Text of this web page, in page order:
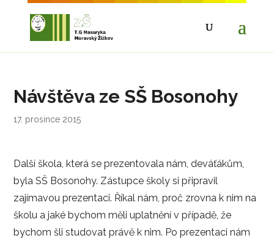
Návštěva ze SŠ Bosonohy
17. prosince 2015
Další škola, která se prezentovala nám, deváťákům,
byla SŠ Bosonohy. Zástupce školy si připravil
zajímavou prezentaci. Říkal nám, proč zrovna k nim na
školu a jaké bychom měli uplatnění v případě, že
bychom šli studovat právě k nim. Po prezentaci nám